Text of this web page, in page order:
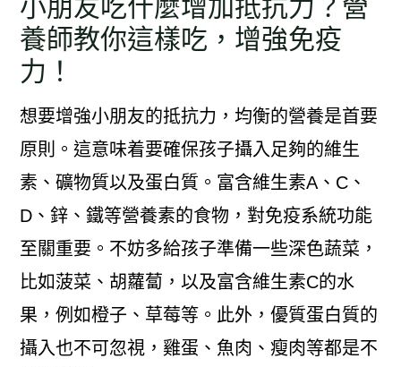
小朋友吃什麼增加抵抗力？營
養師教你這樣吃，增強免疫
力！
想要增強小朋友的抵抗力，均衡的營養是首要
原則。這意味着要確保孩子攝入足夠的維生
素、礦物質以及蛋白質。富含維生素A、C、
D、鋅、鐵等營養素的食物，對免疫系統功能
至關重要。不妨多給孩子準備一些深色蔬菜，
比如菠菜、胡蘿蔔，以及富含維生素C的水
果，例如橙子、草莓等。此外，優質蛋白質的
攝入也不可忽視，雞蛋、魚肉、瘦肉等都是不